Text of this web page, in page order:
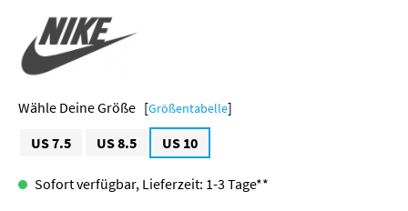
Größe [Größentabelle]
US 7.5
US 8.5 US 10
Sofort verfügbar, Lieferzeit: 1-3 Tage**